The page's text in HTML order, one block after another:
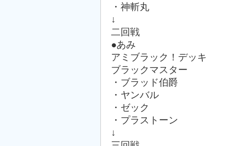
・神斬丸
↓
二回戦
●あみ
アミブラック！デッキ
ブラックマスター
・ブラッド伯爵
・ヤンバル
・ゼック
・プラストーン
↓